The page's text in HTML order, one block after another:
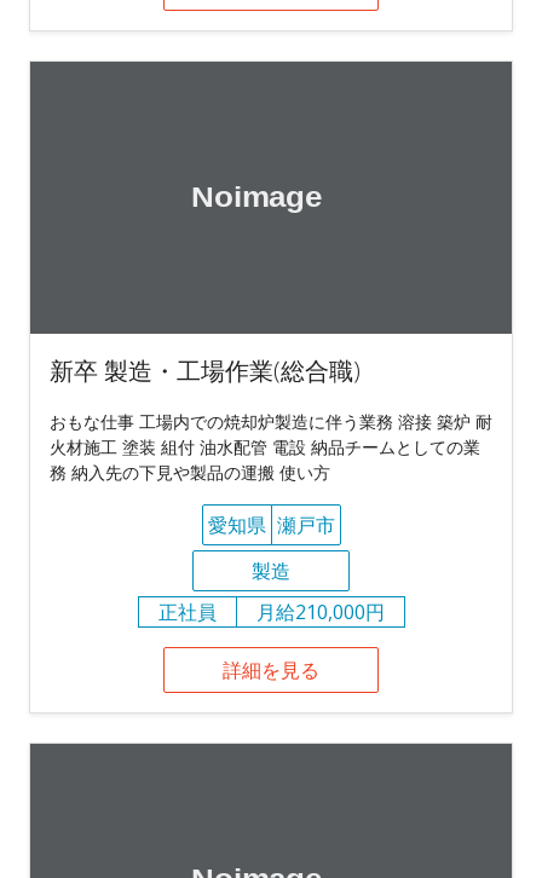
新卒 製造・工場作業(総合職)
おもな仕事 工場内での焼却炉製造に伴う業務 溶接 築炉 耐
火材施工 塗装 組付 油水配管 電設 納品チームとしての業
務 納入先の下見や製品の運搬 使い方
愛知県 瀬戸市
製造
正社員
月給210,000円
詳細を見る